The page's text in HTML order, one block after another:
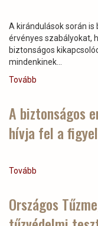
Vadászati
Zrt!)
A kirándulások során
érvényes szabályokat,
biztonságos
mindenkinek...
Tovább
a
biztonságos
A biztonságos
hívja fel a
Tovább
fontosságára
hívja
Országos